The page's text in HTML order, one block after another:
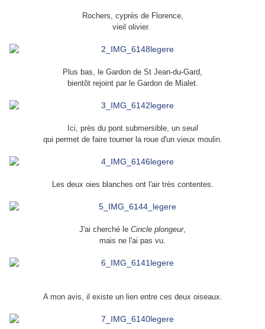
Rochers, cyprès de Florence,
vieil olivier.
Plus bas, le Gardon de St Jean-du-Gard,
bientôt rejoint par le Gardon de Mialet.
Ici, près du pont submersible, un seuil
qui permet de faire tourner la roue d'un vieux moulin.
Les deux oies blanches ont l'air très contentes.
J'ai cherché le Cincle plongeur,
mais ne l'ai pas vu.
A mon avis, il existe un lien entre ces deux oiseaux.